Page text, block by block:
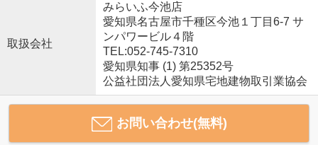
取扱会社
みらいふ今池店
愛知県名古屋市千種区今池１丁目6-7 サ
ンパワービル４階
TEL:052-745-7310
愛知県知事 (1) 第25352号
公益社団法人愛知県宅地建物取引業協会
お問い合わせ(無料)